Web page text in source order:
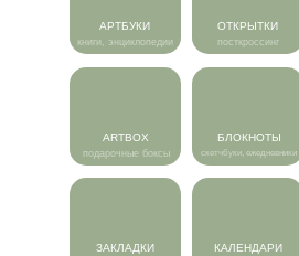
АРТБУКИ
книги, энциклопедии
ОТКРЫТКИ
посткроссинг
ARTBOX
подарочные боксы
БЛОКНОТЫ
скетчбуки, ежедневники
ЗАКЛАДКИ КАЛЕНДАРИ